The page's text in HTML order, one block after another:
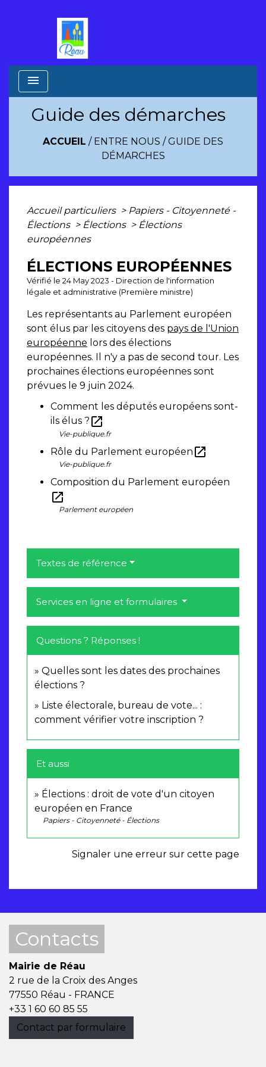
menu
Guide des démarches
ACCUEIL / ENTRE NOUS /GUIDE DES
DÉMARCHES
Accueil particuliers > Papiers - Citoyenneté -
Élections > Élections > Élections
européennes
ÉLECTIONS EUROPÉENNES
Vérifié le 24 May 2023 - Direction de l'information
légale et administrative (Première ministre)
Les représentants au Parlement européen
sont élus par les citoyens des pays de l'Union
européenne lors des élections
européennes. Il n'y a pas de second tour. Les
prochaines élections européennes sont
prévues le 9 juin 2024.
Comment les députés européens sont-
ils élus ? open_in_new
Vie-publique.fr
Rôle du Parlement européen open_in_new
Vie-publique.fr
Composition du Parlement européen
open_in_new
Parlement européen
Textes de référence
Services en ligne et formulaires
Questions ? Réponses !
Quelles sont les dates des prochaines
élections ?
Liste électorale, bureau de vote... :
comment vérifier votre inscription ?
Et aussi
Élections : droit de vote d'un citoyen
européen en France
Papiers - Citoyenneté - Élections
Signaler une erreur sur cette page
Contacts
Mairie de Réau
2 rue de la Croix des Anges
77550 Réau - FRANCE
+33 1 60 60 85 55
Contact par formulaire